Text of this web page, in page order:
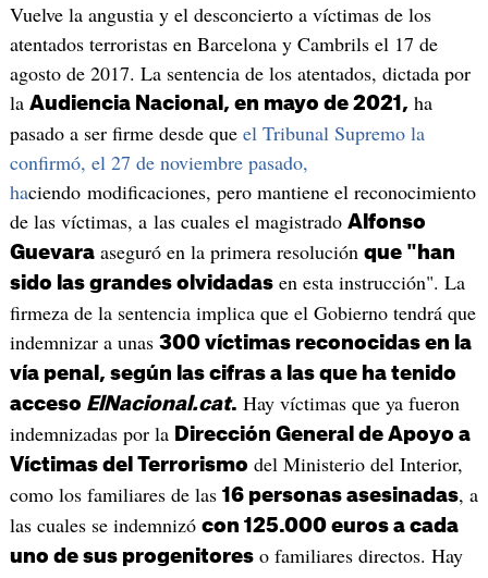
Vuelve la angustia y el desconcierto a víctimas de los
atentados terroristas en Barcelona y Cambrils el 17 de
agosto de 2017. La sentencia de los atentados, dictada por
la Audiencia Nacional, en mayo de 2021, ha
pasado a ser firme desde que el Tribunal Supremo la
confirmó, el 27 de noviembre pasado,
haciendo modificaciones, pero mantiene el reconocimiento
de las víctimas, a las cuales el magistrado Alfonso
Guevaraaseguró en la primera resolución que "han
sido las grandes olvidadasen esta instrucción". La
firmeza de la sentencia implica que el Gobierno tendrá que
indemnizar a unas 300 víctimas reconocidas en la
vía penal, según las cifras a las que ha tenido
acceso ElNacional.cat. Hay víctimas que ya fueron
indemnizadas por la Dirección General de Apoyo a
Víctimas del Terrorismo del Ministerio del Interior,
como los familiares de las 16 personas asesinadas, a
las cuales se indemnizó con 125.000 euros a cada
uno de sus progenitoreso familiares directos. Hay